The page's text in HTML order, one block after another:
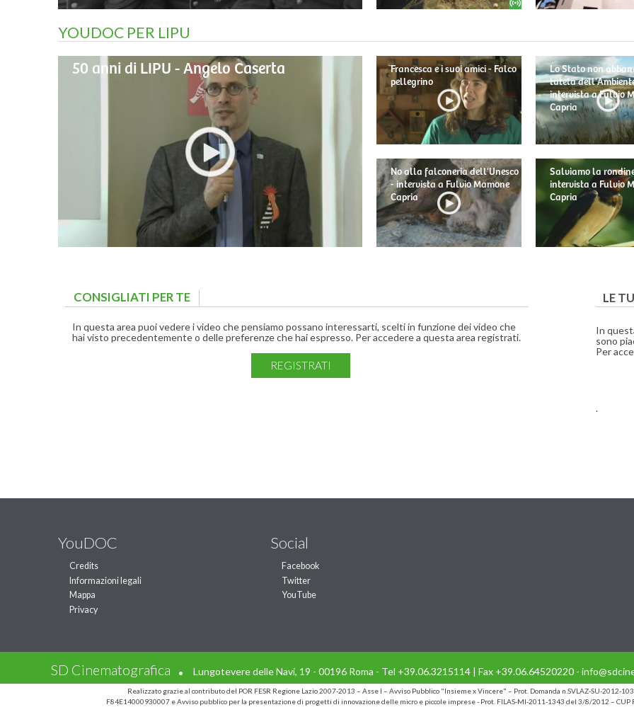
YOUDOC PER LIPU
50 anni di LIPU - Angelo Caserta
Francesca e i suoi amici - Falco
pellegrino
No alla falconeria dell'Unesco
- intervista a Fulvio Mamone
Capria
Lo Stato non
tutela
intervista a Fulvio
Capria
Salviamo la
intervista a Fulvio
Capria
CONSIGLIATI PER TE
In questa area puoi vedere i video che pensiamo possano interessarti, scelti in funzione dei video che
hai visto precedentemente o delle preferenze che hai espresso. Per accedere a questa area registrati.
REGISTRATI
LE
In
sono
Per
.
YouDOC
Credits
Informazioni legali
Mappa
Privacy
Social
Facebook
Twitter
YouTube
SD Cinematografica . Lungotevere delle Navi, 19 - 00196 Roma - Tel +39.06.3215114 | Fax +39.06.64520220 -
Realizzato grazie al contributo del POR FESR Regione Lazio 2007-2013 – Asse I – Avviso Pubblico "Insieme x Vincere" – Prot. Domanda n.SVLAZ-SU-2012-
F84E14000930007 e Avviso pubblico per la presentazione di progetti di innovazione delle micro e piccole imprese - Prot. FILAS-MI-2011-1343 del 3/8/2012 –